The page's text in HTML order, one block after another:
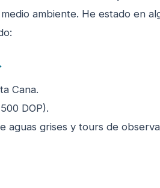
ambiente. He estado en
Cana.
DOP).
aguas grises y tours de